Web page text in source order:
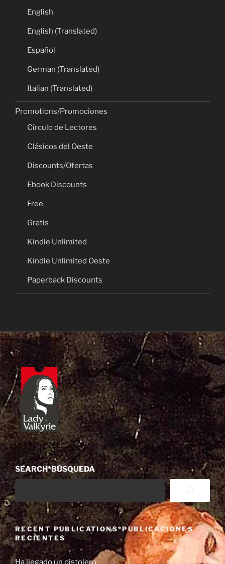
English
English (Translated)
Español
German (Translated)
Italian (Translated)
Promotions/Promociones
Círculo de Lectores
Clásicos del Oeste
Discounts/Ofertas
Ebook Discounts
Free
Gratis
Kindle Unlimited
Kindle Unlimited Oeste
Paperback Discounts
SEARCH*BÚSQUEDA
RECENT PUBLICATIONS*PUBLICACIONES
RECIENTES
Ha llegado un pistolero